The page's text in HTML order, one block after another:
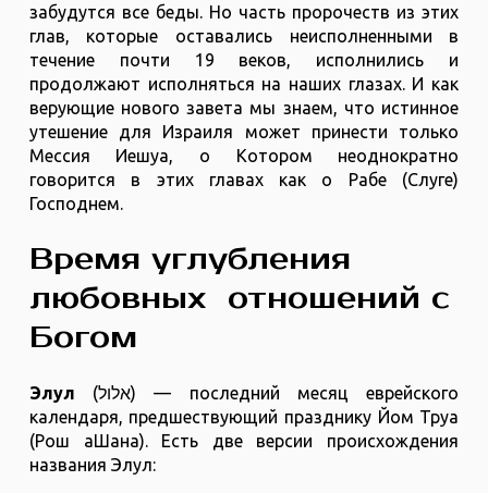
забудутся все беды. Но часть пророчеств из этих
глав, которые оставались неисполненными в
течение почти 19 веков, исполнились и
продолжают исполняться на наших глазах. И как
верующие нового завета мы знаем, что истинное
утешение для Израиля может принести только
Мессия Иешуа, о Котором неоднократно
говорится в этих главах как о Рабе (Слуге)
Господнем.
Время углубления
любовных отношений с
Богом
Элул (אלול) — последний месяц еврейского
календаря, предшествующий празднику Йом Труа
(Рош аШана). Есть две версии происхождения
названия Элул: